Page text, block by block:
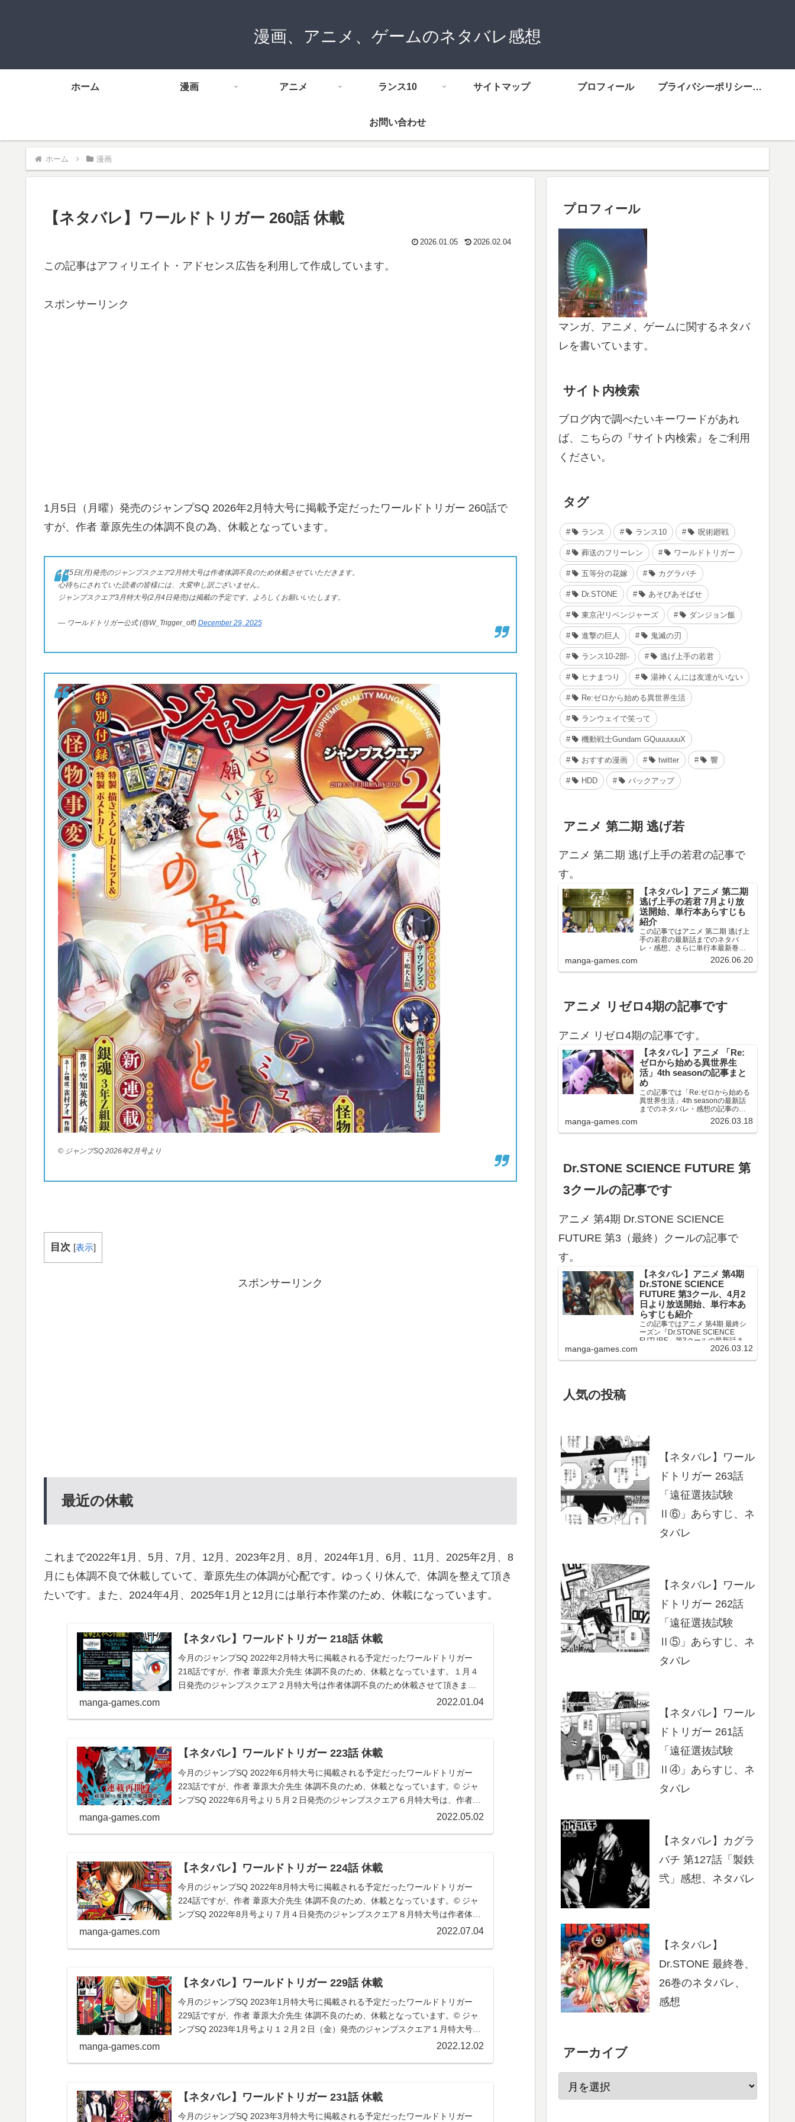
漫画、アニメ、ゲームのネタバレ感想
ホーム 漫画 アニメ ランス10 サイトマップ プロフィール プライバシーポリシーについて
お問い合わせ
ホーム 漫画
【ネタバレ】ワールドトリガー 260話 休載
2026.01.05 2026.02.04
この記事はアフィリエイト・アドセンス広告を利用して作成しています。
スポンサーリンク
1月5日（月曜）発売のジャンプSQ 2026年2月特大号に掲載予定だったワールドトリガー 260話で
すが、作者 葦原先生の体調不良の為、休載となっています。
1月5日(月)発売のジャンプスクエア2月特大号は作者体調不良のため休載させていただきます。
心待ちにされていた読者の皆様には、大変申し訳ございません。
ジャンプスクエア3月特大号(2月4日発売)は掲載の予定です。よろしくお願いいたします。
— ワールドトリガー公式 (@W_Trigger_off) December 29, 2025
© ジャンプSQ 2026年2月号より
目次 [表示]
スポンサーリンク
最近の休載
これまで2022年1月、5月、7月、12月、2023年2月、8月、2024年1月、6月、11月、2025年2月、8
月にも体調不良で休載していて、葦原先生の体調が心配です。ゆっくり休んで、体調を整えて頂き
たいです。また、2024年4月、2025年1月と12月には単行本作業のため、休載になっています。
【ネタバレ】ワールドトリガー 218話 休載
今月のジャンプSQ 2022年2月特大号に掲載される予定だったワールドトリガー
218話ですが、作者 葦原大介先生 体調不良のため、休載となっています。１月４
日発売のジャンプスクエア２月特大号は作者体調不良のため休載させて頂きま
manga-games.com 2022.01.04
【ネタバレ】ワールドトリガー 223話 休載
今月のジャンプSQ 2022年6月特大号に掲載される予定だったワールドトリガー
223話ですが、作者 葦原大介先生 体調不良のため、休載となっています。© ジャ
ンプSQ 2022年6月号より５月２日発売のジャンプスクエア６月特大号は、作者
manga-games.com 2022.05.02
【ネタバレ】ワールドトリガー 224話 休載
今月のジャンプSQ 2022年8月特大号に掲載される予定だったワールドトリガー
224話ですが、作者 葦原大介先生 体調不良のため、休載となっています。© ジャ
ンプSQ 2022年8月号より７月４日発売のジャンプスクエア８月特大号は作者体
manga-games.com 2022.07.04
【ネタバレ】ワールドトリガー 229話 休載
今月のジャンプSQ 2023年1月特大号に掲載される予定だったワールドトリガー
229話ですが、作者 葦原大介先生 体調不良のため、休載となっています。© ジャ
ンプSQ 2023年1月号より１２月２日（金）発売のジャンプスクエア１月特大号
manga-games.com 2022.12.02
【ネタバレ】ワールドトリガー 231話 休載
今月のジャンプSQ 2023年3月特大号に掲載される予定だったワールドトリガー
プロフィール
マンガ、アニメ、ゲームに関するネタバ
レを書いています。
サイト内検索
ブログ内で調べたいキーワードがあれ
ば、こちらの『サイト内検索』をご利用
ください。
タグ
ランス ランス10 呪術廻戦
葬送のフリーレン ワールドトリガー
五等分の花嫁 カグラバチ
Dr.STONE あそびあそばせ
東京卍リベンジャーズ ダンジョン飯
進撃の巨人 鬼滅の刃
ランス10-2部- 逃げ上手の若君
ヒナまつり 湯神くんには友達がいない
Re:ゼロから始める異世界生活
ランウェイで笑って
機動戦士Gundam GQuuuuuuX
おすすめ漫画 twitter 響
HDD バックアップ
アニメ 第二期 逃げ若
アニメ 第二期 逃げ上手の若君の記事で
す。
【ネタバレ】アニメ 第二期
逃げ上手の若君 7月より放
送開始、単行本あらすじも
紹介
この記事ではアニメ 第二期 逃げ上
手の若君の最新話までのネタバ
レ・感想、さらに単行本最新巻ま
でのあらすじ・まとめ等をご紹介
します。TVアニメ 逃げ上手の若君
第十三～十五回のネタバレ、感想
manga-games.com 2026.06.20
アニメ リゼロ4期の記事です
アニメ リゼロ4期の記事です。
【ネタバレ】アニメ 「Re:
ゼロから始める異世界生
活」4th seasonの記事まと
め
この記事では「Re:ゼロから始める
異世界生活」4th seasonの最新話
までのネタバレ・感想の記事のリ
ンクや、情報などをまとめていま
す。アニメ 「Re:ゼロから始める異
世界生活」4th season 第67～77話
manga-games.com 2026.03.18
Dr.STONE SCIENCE FUTURE 第
3クールの記事です
アニメ 第4期 Dr.STONE SCIENCE
FUTURE 第3（最終）クールの記事で
す。
【ネタバレ】アニメ 第4期
Dr.STONE SCIENCE
FUTURE 第3クール、4月2
日より放送開始、単行本あ
らすじも紹介
この記事ではアニメ 第4期 最終シ
ーズン『Dr.STONE SCIENCE
FUTURE』第3クールの最新話まで
のネタバレ・感想、さらに単行本
manga-games.com 2026.03.12
人気の投稿
【ネタバレ】ワール
ドトリガー 263話
「遠征選抜試験
Ⅱ⑥」あらすじ、ネ
タバレ
【ネタバレ】ワール
ドトリガー 262話
「遠征選抜試験
Ⅱ⑤」あらすじ、ネ
タバレ
【ネタバレ】ワール
ドトリガー 261話
「遠征選抜試験
Ⅱ④」あらすじ、ネ
タバレ
【ネタバレ】カグラ
バチ 第127話「製鉄
弐」感想、ネタバレ
【ネタバレ】
Dr.STONE 最終巻、
26巻のネタバレ、
感想
アーカイブ